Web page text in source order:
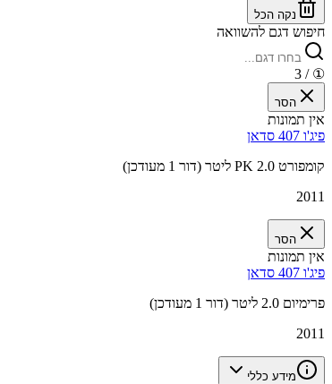
נקה הכל
חיפוש דגם להשוואה
①
/ 3
הסר
אין תמונות
פיג'ו 407 סדאן
קומפורט PK 2.0 ליטר (דור 1 מעודכן)
2011
הסר
אין תמונות
פיג'ו 407 סדאן
פרימיום 2.0 ליטר (דור 1 מעודכן)
2011
מידע כללי